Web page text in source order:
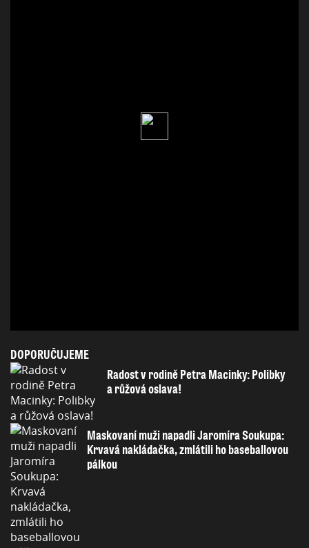
DOPORUČUJEME
Radost v rodině Petra Macinky: Polibky
a růžová oslava!
Maskovaní muži napadli Jaromíra Soukupa:
Krvavá nakládačka, zmlátili ho baseballovou
pálkou